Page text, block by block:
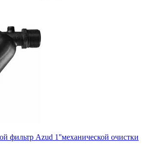
фильтр Azud 1''механической очистки